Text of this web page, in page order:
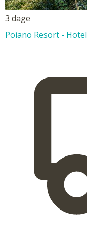
3 dage
Poiano Resort - Hotel